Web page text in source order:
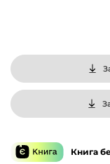
переживати кожна
закінчується
конфлікти — це
в пари
сім’я, що виховує
насильство — це
Книга